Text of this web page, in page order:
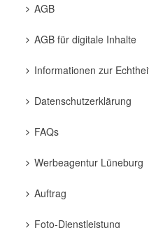
AGB
AGB für digitale Inhalte
Informationen zur
Datenschutzerklärung
FAQs
Werbeagentur Lüneburg
Auftrag
Foto-Dienstleistung